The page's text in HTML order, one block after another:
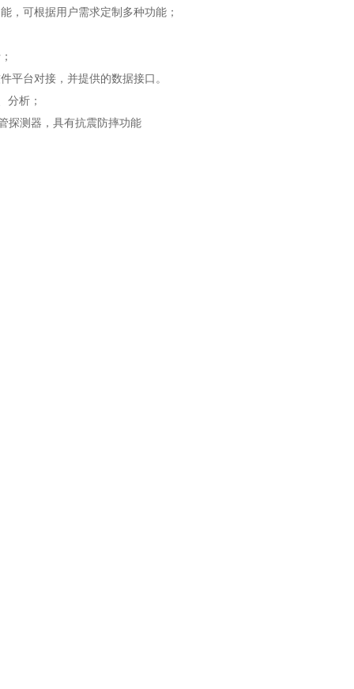
，可根据用户需求定制多种功能；
平台对接，并提供的数据接口。
分析；
探测器，具有抗震防摔功能